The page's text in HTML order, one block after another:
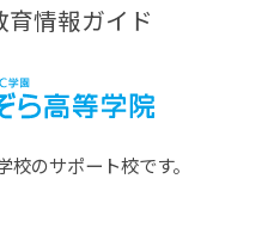
育情報ガイド
のサポート校です。